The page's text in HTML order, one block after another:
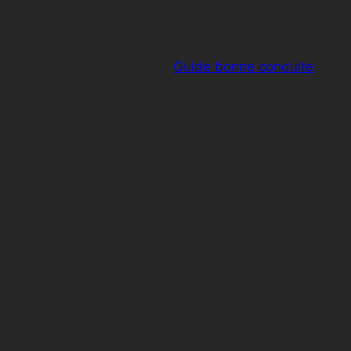
Guide bonne conduite